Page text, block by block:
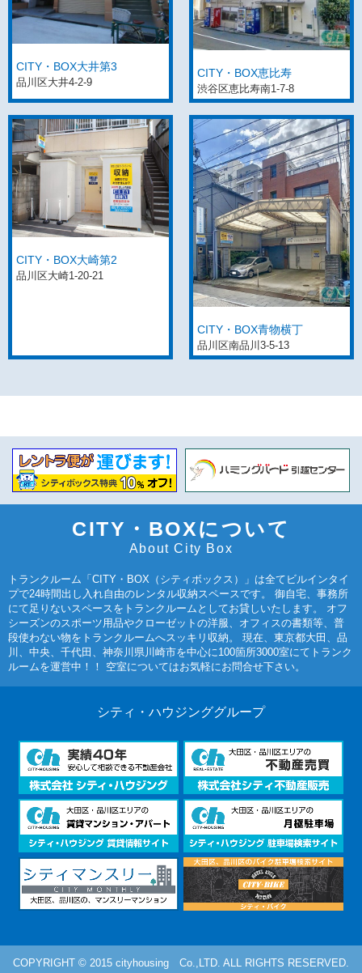
CITY・BOX大井第3
品川区大井4-2-9
CITY・BOX恵比寿
渋谷区恵比寿南1-7-8
CITY・BOX大崎第2
品川区大崎1-20-21
CITY・BOX青物横丁
品川区南品川3-5-13
CITY・BOXについて
About City Box
トランクルーム「CITY・BOX（シティボックス）」は全てビルインタイ
プで24時間出し入れ自由のレンタル収納スペースです。 御自宅、事務所
にて足りないスペースをトランクルームとしてお貸しいたします。 オフ
シーズンのスポーツ用品やクローゼットの洋服、オフィスの書類等、普
段使わない物をトランクルームへスッキリ収納。 現在、東京都大田、品
川、中央、千代田、神奈川県川崎市を中心に100箇所3000室にてトランク
ルームを運営中！！ 空室についてはお気軽にお問合せ下さい。
シティ・ハウジンググループ
COPYRIGHT © 2015 cityhousing Co.,LTD. ALL RIGHTS RESERVED.